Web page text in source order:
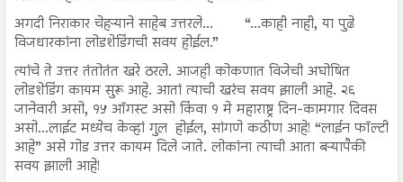
अगदी निराकार चेहऱ्याने साहेब उत्तरले...
“...काही नाही, या पुढे
विजधारकांना लोडशेडिंगची सवय होईल.”
त्यांचे ते उत्तर तंतोतंत खरे ठरले. आजही कोकणात विजेची अघोषित
लोडशेडिंग कायम सुरू आहे. आतां त्याची खरंच सवय झाली आहे. २६
जानेवारी असो, १५ ऑगस्ट असो किंवा १ मे महाराष्ट्र दिन-कामगार दिवस
असो...लाईट मध्येच केव्हां गुल होईल, सांगणे कठीण आहे! “लाईन फॉल्टी
आहे” असे गोड उत्तर कायम दिले जाते. लोकांना त्याची आता बऱ्यापैकी
सवय झाली आहे!